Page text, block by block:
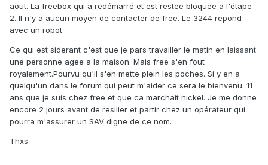
aout. La freebox qui a redémarré et est restee bloquee a l'étape
2. Il n'y a aucun moyen de contacter de free. Le 3244 repond
avec un robot.
Ce qui est siderant c'est que je pars travailler le matin en laissant
une personne agee a la maison. Mais free s'en fout
royalement.Pourvu qu'il s'en mette plein les poches. Si y en a
quelqu'un dans le forum qui peut m'aider ce sera le bienvenu. 11
ans que je suis chez free et que ca marchait nickel. Je me donne
encore 2 jours avant de resilier et partir chez un opérateur qui
pourra m'assurer un SAV digne de ce nom.
Thxs